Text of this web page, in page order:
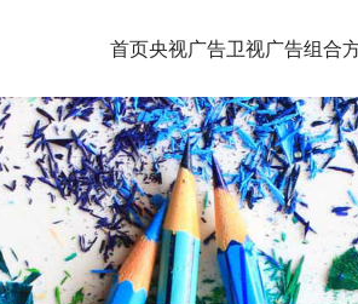
首页央视广告卫视广告组合